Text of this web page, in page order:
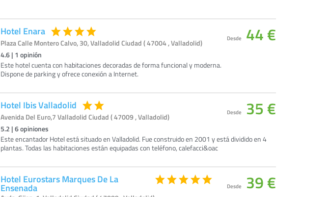
Hotel Enara
Plaza Calle Montero Calvo, 30, Valladolid Ciudad ( 47004 , Valladolid)
4.6 | 1 opinión
Este hotel cuenta con habitaciones decoradas de forma funcional y moderna.
Dispone de parking y ofrece conexión a Internet.
Desde 44 €
Hotel Ibis Valladolid
Avenida Del Euro,7 Valladolid Ciudad ( 47009 , Valladolid)
5.2 | 6opiniones
Este encantador Hotel está situado en Valladolid. Fue construido en 2001 y está dividido en 4
plantas. Todas las habitaciones están equipadas con teléfono, calefacci&oac
Desde 35 €
Hotel Eurostars Marques De La
Ensenada Desde 39 €